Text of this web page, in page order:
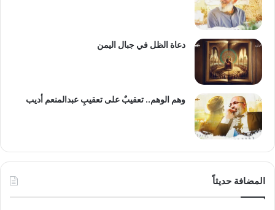
دعاة الظل في جبال اليمن
وهم الوهم.. تعقيبٌ على تعقيبِ عبدالمنعم أديب
المضافة حديثاً